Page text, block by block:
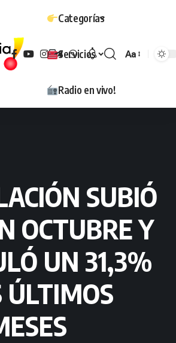
Categorías
Servicios
Radio en vivo!
Tamaño
Aa
SUBIÓ
OCTUBRE Y
UN 31,3%
ÚLTIMOS